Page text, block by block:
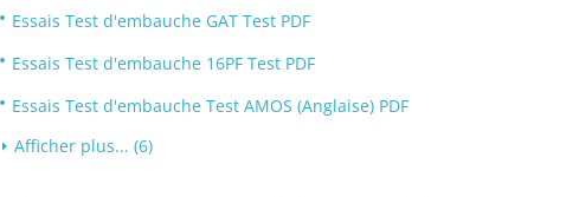
Essais Test d'embauche GAT Test PDF
Essais Test d'embauche 16PF Test PDF
Essais Test d'embauche Test AMOS (Anglaise) PDF
Afficher plus... (6)